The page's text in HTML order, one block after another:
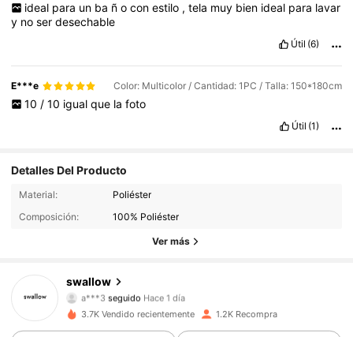
ideal para un ba ñ o con estilo , tela muy bien ideal para lavar
y noserdesechable
Útil (6)
E***e Color: Multicolor / Cantidad: 1PC / Talla: 150*180cm
10 / 10 igual que la foto
Útil (1)
Detalles Del Producto
Material:
Poliéster
Composición:
100% Poliéster
Ver más
swallow
a***3 seguido Hace 1 día
687 Seguidores
3.7K Vendido recientemente 1.2K Recompra